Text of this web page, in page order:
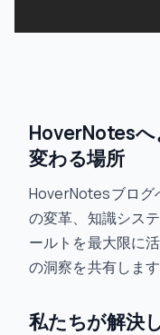
HoverNotesへ
変わる場所
HoverNotesブログ
の変革、知識シス
ールトを最大限に
の洞察を共有します
私たちが解決